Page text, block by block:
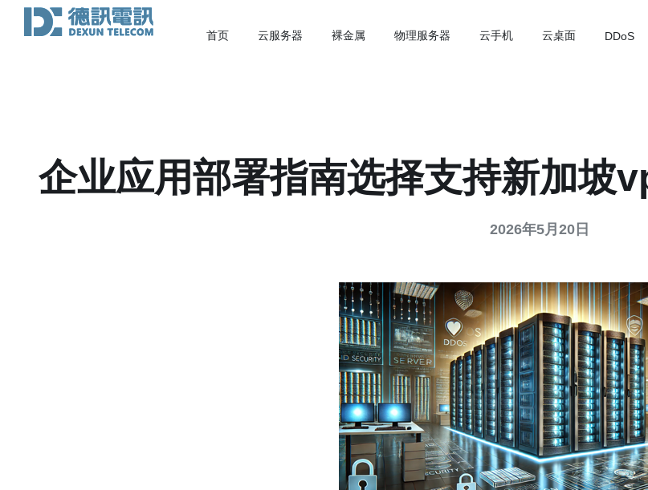
首页 云服务器 裸金属 物理服务器 云手机 云桌面 DDoS
企业应用部署指南选择支持新加坡
2026年5月20日